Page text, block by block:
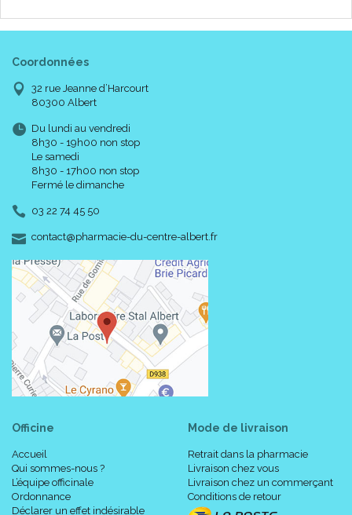
Coordonnées
32 rue Jeanne d’Harcourt
80300 Albert
Du lundi au vendredi
8h30 - 19h00 non stop
Le samedi
8h30 - 17h00 non stop
Fermé le dimanche
03 22 74 45 50
contact-
@-
pharmacie-du-centre-albert.fr
Officine
Accueil
Qui sommes-nous ?
L’équipe officinale
Ordonnance
Déclarer un effet indésirable
Mode de livraison
Retrait dans la pharmacie
Livraison chez vous
Livraison chez un commerçant
Conditions de retour